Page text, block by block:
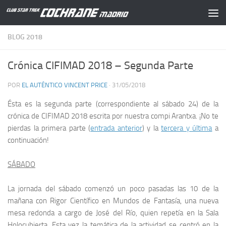
Saltar al contenido
BLOG 2018
Crónica CIFIMAD 2018 – Segunda Parte
POR EL AUTÉNTICO VINCENT PRICE · 31/05/2018
Ésta es la segunda parte (correspondiente al sábado 24) de la
crónica de CIFIMAD 2018 escrita por nuestra compiArantxa. ¡No te
pierdas la primera parte (entrada anterior) y latercera y últimaa
continuación!
SÁBADO
La jornada del sábado comenzó un poco pasadas las 10 de la
mañana con Rigor Científico en Mundos de Fantasía, una nueva
mesa redonda a cargo de José del Río, quien repetía en la Sala